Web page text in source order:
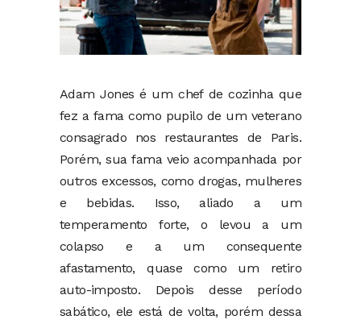
Adam Jones é um chef de cozinha que
fez a fama como pupilo de um veterano
consagrado nos restaurantes de Paris.
Porém, sua fama veio acompanhada por
outros excessos, como drogas, mulheres
e bebidas. Isso, aliado a um
temperamento forte, o levou a um
colapso e a um consequente
afastamento, quase como um retiro
auto-imposto. Depois desse período
sabático, ele está de volta, porém dessa